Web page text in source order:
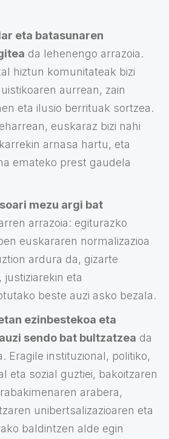
eta batasunaren
da lehenengo arrazoia.
hiztun komunitateak bizi
aurrean, zain
eta ilusio berrituak sortzea.
euskaraz bizi nahi
arnasa hartu, eta
emateko prest gaudela
mezu argi bat
arrazoia: egiturazko
euskararen normalizazioa
ardura da, gizarte
eta
beste auzi asko bezala.
ezinbestekoa eta
sendo bat bultzatzea da
Eragile instituzional, politiko,
eta sozial guztiei, bakoitzaren
arabera,
unibertsalizazioaren eta
baldintzen alde egin